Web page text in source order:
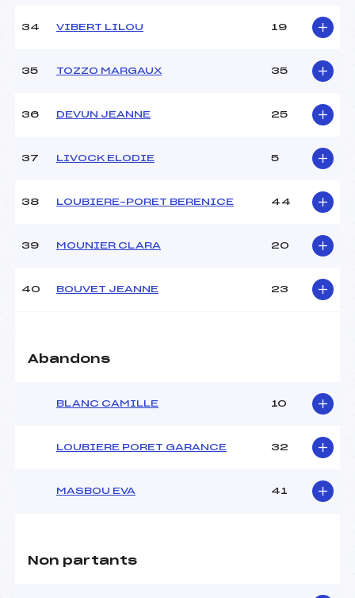
34 VIBERT LILOU 19
35 TOZZO MARGAUX 35
36 DEVUN JEANNE 25
37 LIVOCK ELODIE 5
38 LOUBIERE–PORET BERENICE 44
39 MOUNIER CLARA 20
40 BOUVET JEANNE 23
Abandons
BLANC CAMILLE 10
LOUBIERE PORET GARANCE 32
MASBOU EVA 41
Non partants